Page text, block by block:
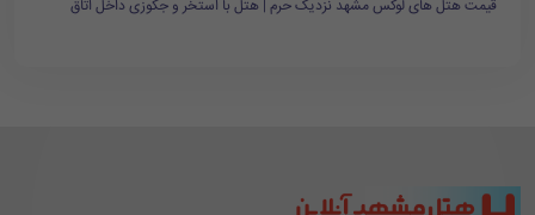
قیمت هتل های لوکس مشهد نزدیک حرم | هتل با استخر و جکوزی داخل اتاق